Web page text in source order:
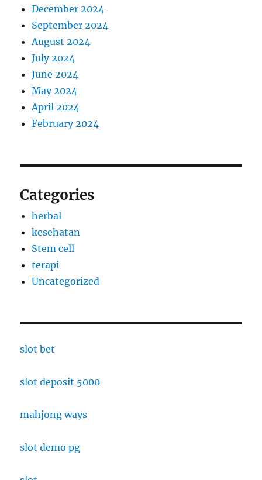
December 2024
September 2024
August 2024
July 2024
June 2024
May 2024
April 2024
February 2024
Categories
herbal
kesehatan
Stem cell
terapi
Uncategorized
slot bet
slot deposit 5000
mahjong ways
slot demo pg